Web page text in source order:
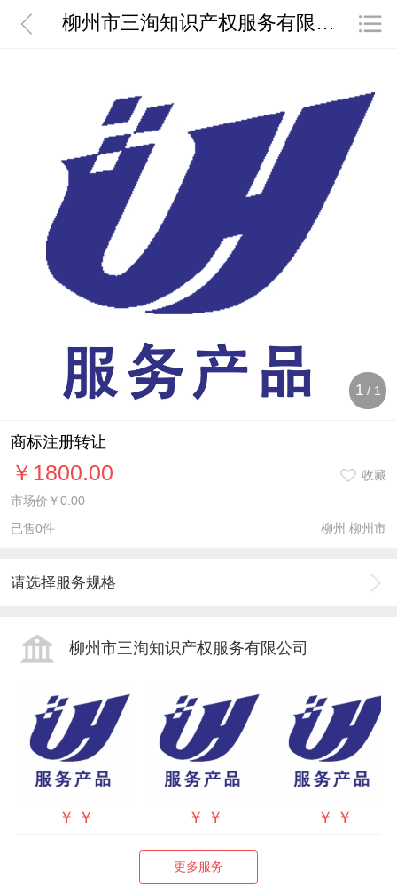
柳州市三洵知识产权服务有限公司
1 / 1
商标注册转让
￥1800.00
收藏
市场价￥0.00
已售0件
柳州 柳州市
请选择服务规格
柳州市三洵知识产权服务有限公司
￥ ￥ ￥ ￥ ￥ ￥
更多服务